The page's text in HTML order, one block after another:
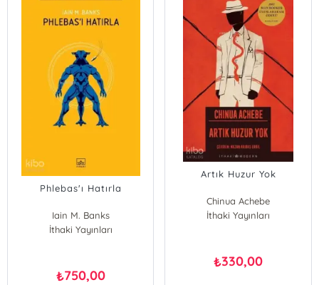
Phlebas'ı Hatırla
Iain M. Banks
İthaki Yayınları
₺750,00
Artık Huzur Yok
Chinua Achebe
İthaki Yayınları
₺330,00